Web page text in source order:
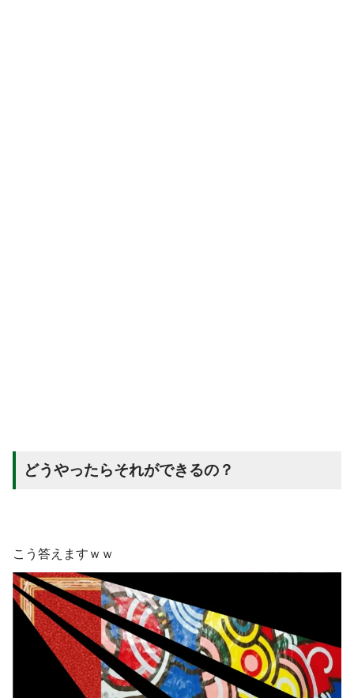
どうやったらそれができるの？
こう答えますｗｗ